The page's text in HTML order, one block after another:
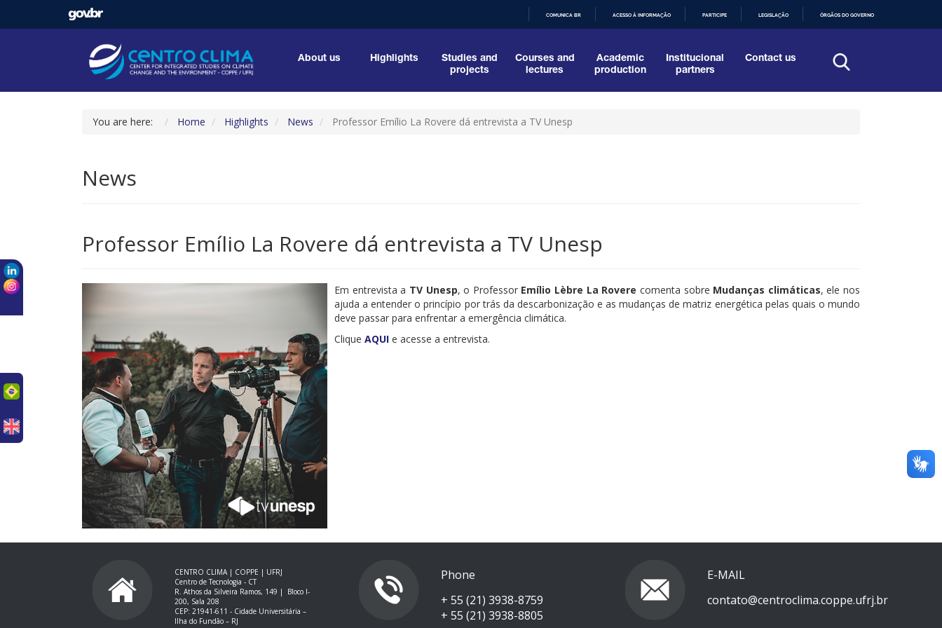
COMUNICA BR ACESSO À INFORMAÇÃO PARTICIPE LEGISLAÇÃO ÓRGÃOS DO GOVERNO
About us Highlights
Studies and
projects
Courses and
lectures
Academic
production
Institucional
partners
Contact us
You are here: Home Highlights News Professor Emílio La Rovere dá entrevista a TV Unesp
News
Professor Emílio La Rovere dá entrevista a TV Unesp
Em entrevista a TV Unesp, o Professor Emílio Lèbre La Rovere comenta sobre Mudanças climáticas, ele nos
ajuda a entender o princípio por trás da descarbonização e as mudanças de matriz energética pelas quais o mundo
deve passar para enfrentar a emergência climática.
Clique AQUI e acesse a entrevista.
CENTRO CLIMA | COPPE | UFRJ
Centro de Tecnologia - CT
R. Athos da Silveira Ramos, 149 |
Bloco I-
200, Sala 208
CEP: 21941-611 - Cidade Universitária –
Ilha do Fundão – RJ
Phone
+ 55 (21) 3938-8759
+ 55 (21) 3938-8805
E-MAIL
contato@centroclima.coppe.ufrj.br